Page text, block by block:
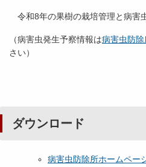
令和8年の果樹の栽培管理と病害
（病害虫発生予察情報は病害虫防
さい）
ダウンロード
病害虫防除所ホームペー